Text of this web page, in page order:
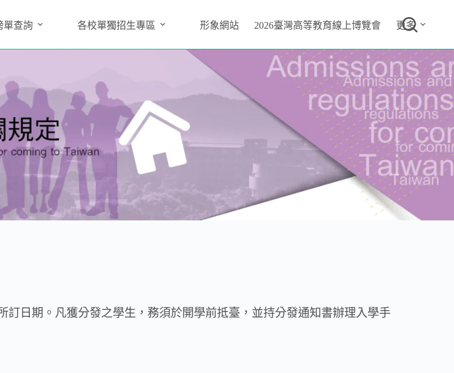
單查詢 各校單獨招生專區 形象網站 2026臺灣高等教育線上博覽會 更多
日期。凡獲分發之學生，務須於開學前抵臺，並持分發通知書辦理入學手